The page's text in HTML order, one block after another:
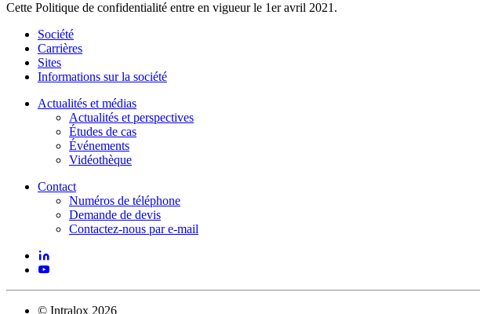
Cette Politique de confidentialité entre en vigueur le 1er avril 2021.
Société
Carrières
Sites
Informations sur la société
Actualités et médias
Actualités et perspectives
Études de cas
Événements
Vidéothèque
Contact
Numéros de téléphone
Demande de devis
Contactez-nous par e-mail
© Intralox 2026